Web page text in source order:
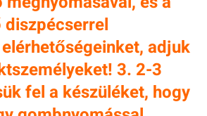
adjuk
3. 2-3
fel a készüléket, hogy